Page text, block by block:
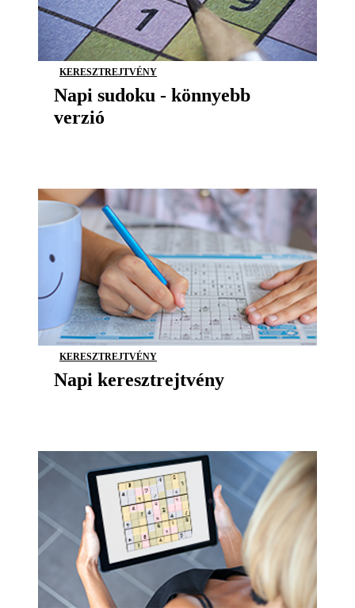
KERESZTREJTVÉNY
Napi sudoku - könnyebb
verzió
KERESZTREJTVÉNY
Napi keresztrejtvény